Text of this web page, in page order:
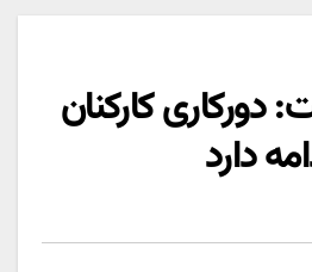
کارکنان
دارد